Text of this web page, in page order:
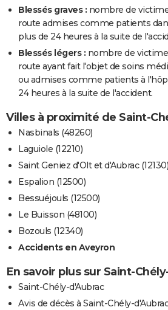
Blessés graves : nombre de
route admises comme patients
plus de 24 heures à la suite de
Blessés légers : nombre de
route ayant fait l'objet de soins
ou admises comme patients à
24 heures à la suite de l'accident.
Villes à proximité de Saint-
Nasbinals (48260)
Laguiole (12210)
Saint Geniez d'Olt et d'Aubrac (12130)
Espalion (12500)
Bessuéjouls (12500)
Le Buisson (48100)
Bozouls (12340)
Accidents en Aveyron
En savoir plus sur Saint-
Saint-Chély-d'Aubrac
Avis de décès à Saint-Chély-d'Aubrac